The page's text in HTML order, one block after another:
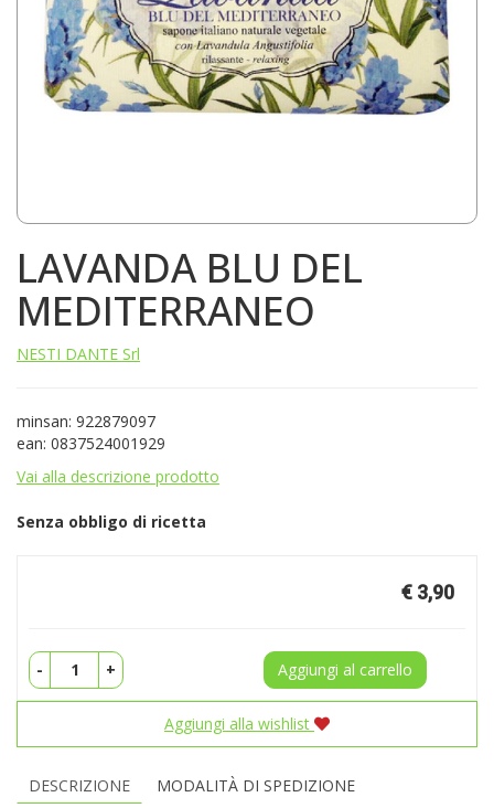
LAVANDA BLU DEL
MEDITERRANEO
NESTI DANTE Srl
minsan: 922879097
ean: 0837524001929
Vai alla descrizione prodotto
Senza obbligo di ricetta
€ 3,90
- + Aggiungi al carrello
Aggiungi alla wishlist
DESCRIZIONE
MODALITÀ DI SPEDIZIONE